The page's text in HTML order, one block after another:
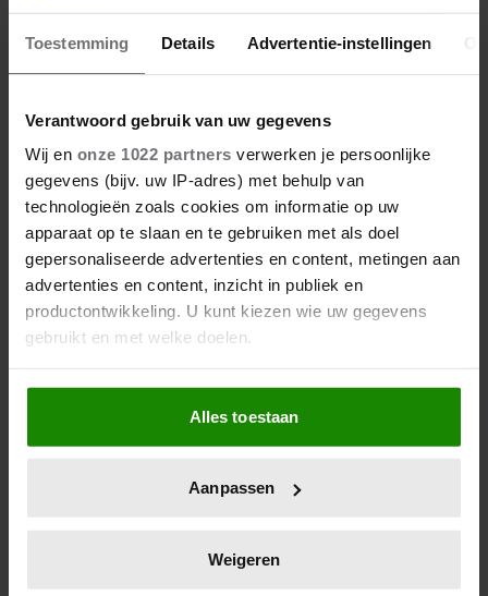
Toestemming Details Advertentie-instellingen
Verantwoord gebruik van uw gegevens
Wij en onze 1022 partners verwerken je persoonlijke
gegevens (bijv. uw IP-adres) met behulp van
technologieën zoals cookies om informatie op uw
apparaat op te slaan en te gebruiken met als doel
gepersonaliseerde advertenties en content, metingen aan
advertenties en content, inzicht in publiek en
productontwikkeling. U kunt kiezen wie uw gegevens
gebruikt en met welke doelen.
Als u het toestaat, willen we ook graag:
Informatie verzamelen over uw geografische
locatie, die tot een paar meter nauwkeurig kan zijn
scannen op specifieke eigenschappen (fingerprinting)
verwerkt en stel uw voorkeuren in het
Alles toestaan
Aanpassen
Weigeren
13 september 2022
VOGELS KIJKEN MET HENRI
Groothertog zet zich in voor Luxemburgse natuur.